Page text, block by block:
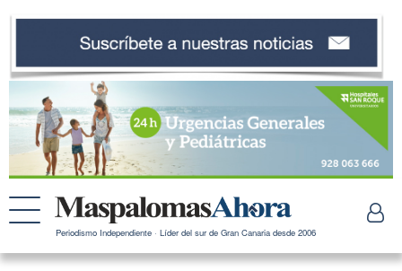
Periodismo Independiente · Líder del sur de Gran Canaria desde 2006